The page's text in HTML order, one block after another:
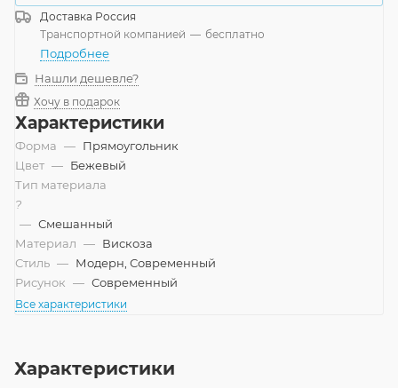
Доставка Россия
Транспортной компанией — бесплатно
Подробнее
Нашли дешевле?
Хочу в подарок
Характеристики
Форма — Прямоугольник
Цвет — Бежевый
Тип материала
?
— Смешанный
Материал — Вискоза
Стиль — Модерн, Современный
Рисунок — Современный
Все характеристики
Характеристики